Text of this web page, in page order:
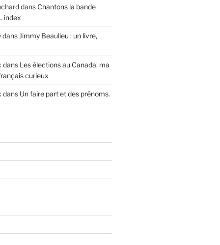
dans Chantons la bande
index
dans Jimmy Beaulieu : un livre,
dans Les élections au Canada, ma
curieux
dans Un faire part et des prénoms.